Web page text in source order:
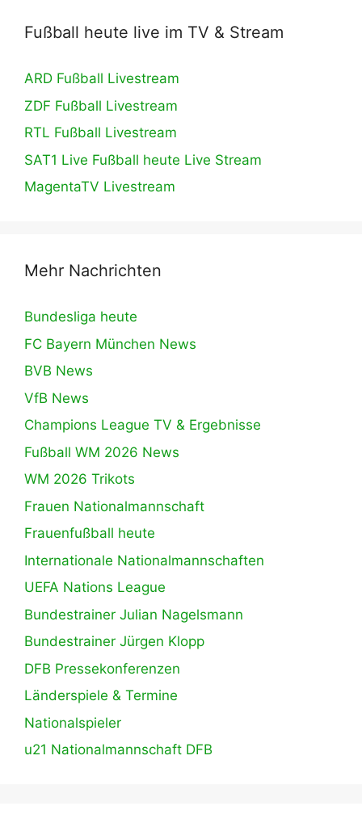
Fußball heute live im TV & Stream
ARD Fußball Livestream
ZDF Fußball Livestream
RTL Fußball Livestream
SAT1 Live Fußball heute Live Stream
MagentaTV Livestream
Mehr Nachrichten
Bundesliga heute
FC Bayern München News
BVB News
VfB News
Champions League TV & Ergebnisse
Fußball WM 2026 News
WM 2026 Trikots
Frauen Nationalmannschaft
Frauenfußball heute
Internationale Nationalmannschaften
UEFA Nations League
Bundestrainer Julian Nagelsmann
Bundestrainer Jürgen Klopp
DFB Pressekonferenzen
Länderspiele & Termine
Nationalspieler
u21 Nationalmannschaft DFB